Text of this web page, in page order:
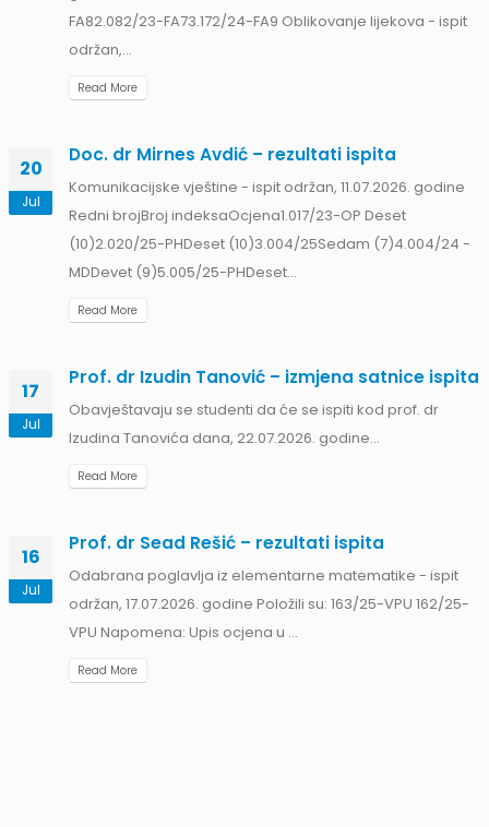
FA82.082/23-FA73.172/24-FA9 Oblikovanje lijekova - ispit
održan,...
Read More
20
Jul
Doc. dr Mirnes Avdić – rezultati ispita
Komunikacijske vještine - ispit održan, 11.07.2026. godine
Redni brojBroj indeksaOcjena1.017/23-OP Deset
(10)2.020/25-PHDeset (10)3.004/25Sedam (7)4.004/24 -
MDDevet (9)5.005/25-PHDeset...
Read More
17
Jul
Prof. dr Izudin Tanović – izmjena satnice ispita
Obavještavaju se studenti da će se ispiti kod prof. dr
Izudina Tanovića dana, 22.07.2026. godine...
Read More
16
Jul
Prof. dr Sead Rešić – rezultati ispita
Odabrana poglavlja iz elementarne matematike - ispit
održan, 17.07.2026. godine Položili su: 163/25-VPU 162/25-
VPU Napomena: Upis ocjena u ...
Read More